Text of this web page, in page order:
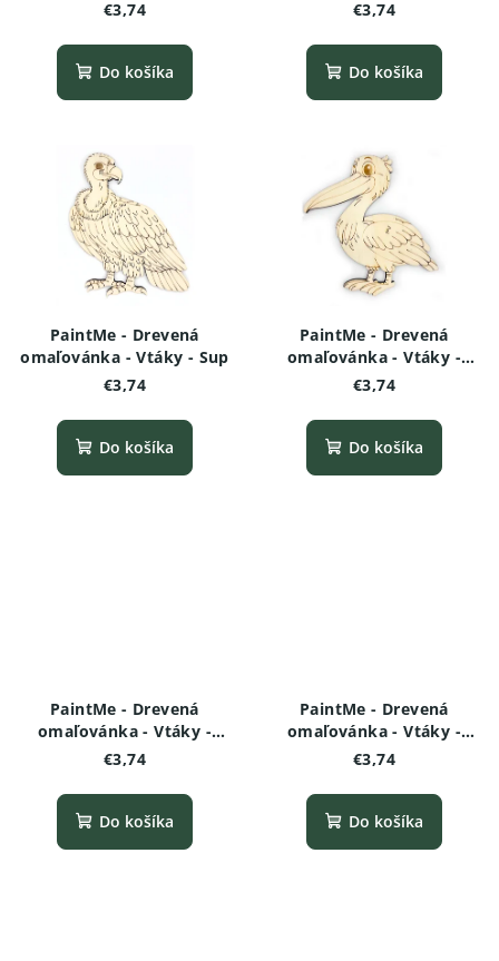
Sova
€3,74
Do košíka
Kolibrík
€3,74
Do košíka
PaintMe - Drevená
omaľovánka - Vtáky - Sup
€3,74
Do košíka
PaintMe - Drevená
omaľovánka - Vtáky -
Pelikán
€3,74
Do košíka
PaintMe - Drevená
omaľovánka - Vtáky -
Papagáj
€3,74
Do košíka
PaintMe - Drevená
omaľovánka - Vtáky -
Pštros
€3,74
Do košíka